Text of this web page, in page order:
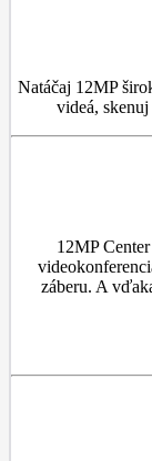
Natáčaj 12MP
videá,
12MP
záberu. A